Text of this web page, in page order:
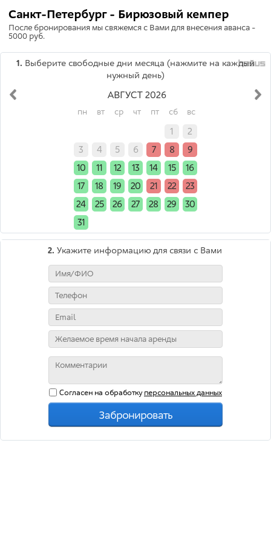
Санкт-Петербург - Бирюзовый кемпер
После бронирования мы свяжемся с Вами для внесения аванса -
5000 руб.
1. Выберите свободные дни месяца (нажмите на каждый
нужный день)
АВГУСТ 2026
пн вт ср чт пт сб вс
1
2
3
4 5 6 7 8
9
10
11 12 13 14 15
16
17
18 19 20 21 22
23
24
25 26 27 28 29
30
31
2. Укажите информацию для связи с Вами
Согласен на обработкуперсональных данных